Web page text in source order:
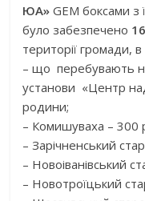
ЮА» GEM боксами з
було забезпечено
території громади, в
– що перебувають
установи «Центр
родини;
– Комишуваха – 300
– Зарічненський
– Новоіванівський
– Новотроїцький